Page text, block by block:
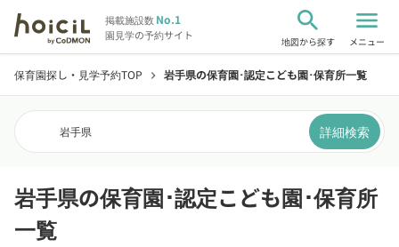
掲載施設数No.1
園見学の予約サイト
search
地図から探す
menu
メニュー
保育園探し・見学予約TOP chevron_right 岩手県の保育園･認定こども園･保育所一覧
岩手県 詳細検索
岩手県の保育園･認定こども園･保育所
一覧